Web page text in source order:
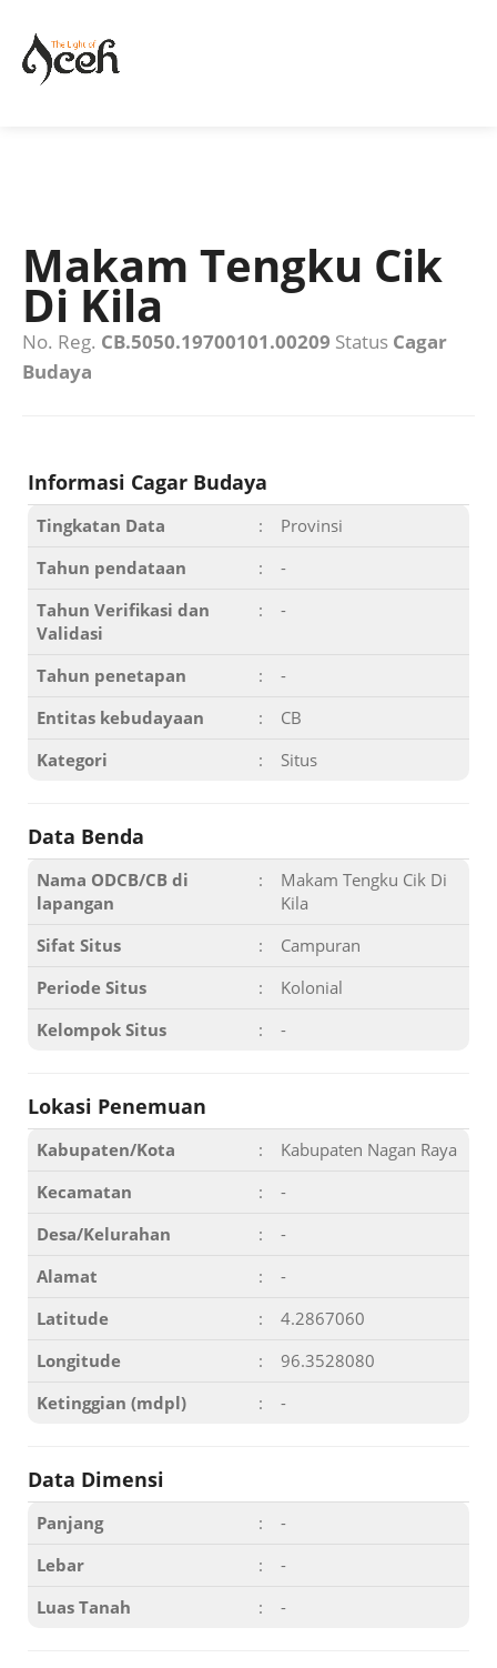
Makam Tengku Cik
Di Kila
No. Reg. CB.5050.19700101.00209 Status Cagar
Budaya
Informasi Cagar Budaya
Tingkatan Data :
Provinsi
Tahun pendataan
:
-
Tahun Verifikasi dan
Validasi
: -
Tahun penetapan :
-
Entitas kebudayaan
:
CB
Kategori
: Situs
Data Benda
Nama ODCB/CB di
lapangan
:
Makam Tengku Cik Di
Kila
Sifat Situs
:
Campuran
Periode Situs
:
Kolonial
Kelompok Situs
: -
Lokasi Penemuan
Kabupaten/Kota :
Kabupaten Nagan Raya
Kecamatan
:
-
Desa/Kelurahan
:
-
Alamat
:
-
Latitude
:
4.2867060
Longitude
:
96.3528080
Ketinggian (mdpl)
: -
Data Dimensi
Panjang :
-
Lebar
:
-
Luas Tanah
: -